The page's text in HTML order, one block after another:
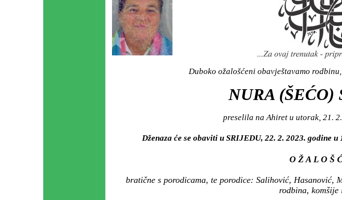
Duboko ožalošćeni obavještavamo
NURA
preselila na Ahiret u utorak, 21.
Dženaza će se obaviti u SRIJEDU, 22. 2. 2023. godine
O Ž A L O Š
bratične s porodicama, te porodice: Salihović, Hasanović,
rodbina,